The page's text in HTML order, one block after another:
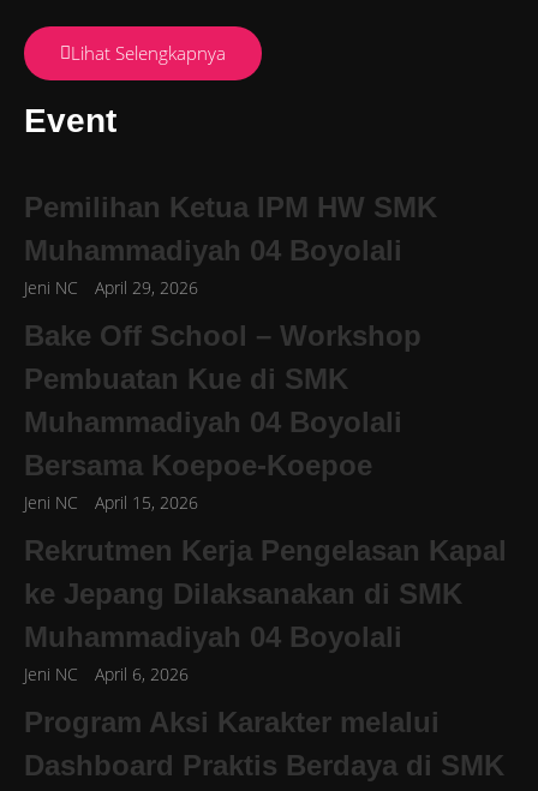
Lihat Selengkapnya
Event
Pemilihan Ketua IPM HW SMK
Muhammadiyah 04 Boyolali
Jeni NC April 29, 2026
Bake Off School – Workshop
Pembuatan Kue di SMK
Muhammadiyah 04 Boyolali
Bersama Koepoe-Koepoe
Jeni NC April 15, 2026
Rekrutmen Kerja Pengelasan Kapal
ke Jepang Dilaksanakan di SMK
Muhammadiyah 04 Boyolali
Jeni NC April 6, 2026
Program Aksi Karakter melalui
Dashboard Praktis Berdaya di SMK